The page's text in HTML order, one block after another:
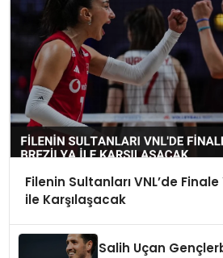
Filenin Sultanları VNL’de
ile Karşılaşacak
Salih Uçan